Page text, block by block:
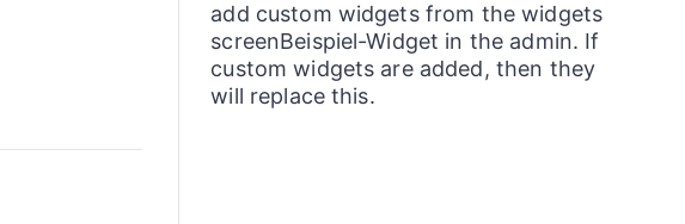
add custom widgets from the widgets
screenBeispiel-Widget in the admin. If
custom widgets are added, then they
will replace this.